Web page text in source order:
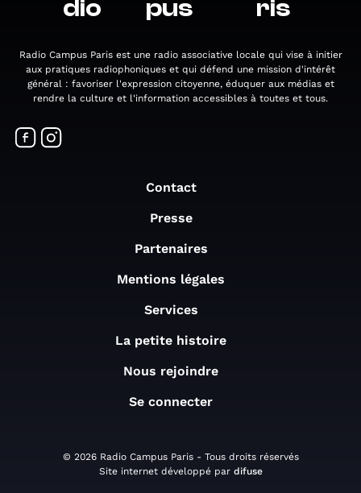
dio pus ris
Radio Campus Paris est une radio associative locale qui vise à initier
aux pratiques radiophoniques et qui défend une mission d'intérêt
général : favoriser l'expression citoyenne, éduquer aux médias et
rendre la culture et l'information accessibles à toutes et tous.
Contact
Presse
Partenaires
Mentions légales
Services
La petite histoire
Nous rejoindre
Se connecter
© 2026 Radio Campus Paris - Tous droits réservés
Site internet développé par difuse